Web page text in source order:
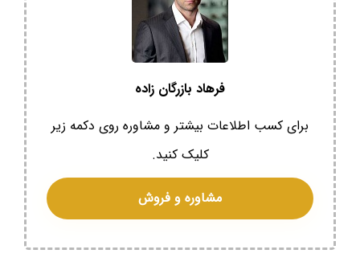
فرهاد بازرگان زاده
برای کسب اطلاعات بیشتر و مشاوره روی دکمه زیر
کلیک کنید.
مشاوره و فروش